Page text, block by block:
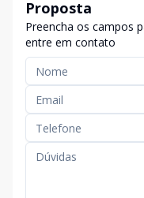
Proposta
Preencha os campos
entre em contato